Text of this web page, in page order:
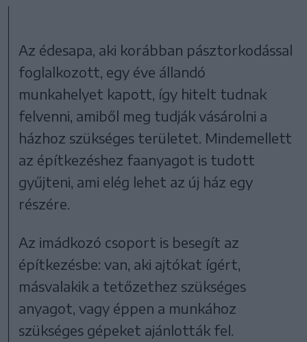
Az édesapa, aki korábban pásztorkodással
foglalkozott, egy éve állandó
munkahelyet kapott, így hitelt tudnak
felvenni, amiből meg tudják vásárolni a
házhoz szükséges területet. Mindemellett
az építkezéshez faanyagot is tudott
gyűjteni, ami elég lehet az új ház egy
részére.
Az imádkozó csoport is besegít az
építkezésbe: van, aki ajtókat ígért,
másvalakik a tetőzethez szükséges
anyagot, vagy éppen a munkához
szükséges gépeket ajánlották fel.